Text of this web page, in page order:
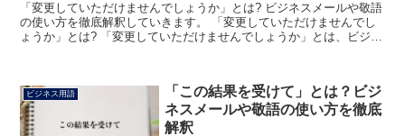
「変更していただけませんでしょうか」とは? ビジネスメールや敬語
の使い方を徹底解釈していきます。 「変更していただけませんでし
ょうか」とは? 「変更していただけませんでしょうか」とは、ビジネ
ビジネス用語
「この結果を受けて」とは？ビジ
ネスメールや敬語の使い方を徹底
解釈